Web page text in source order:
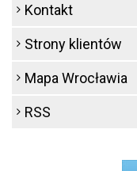
Kontakt
Strony klientów
Mapa Wrocławia
RSS